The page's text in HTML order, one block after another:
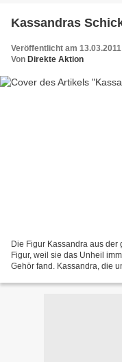
Kassandras
Veröffentlicht am
Von Direkte Aktion
Die Figur Kassandra aus
Figur, weil sie das Unheil
Gehör fand. Kassandra, die